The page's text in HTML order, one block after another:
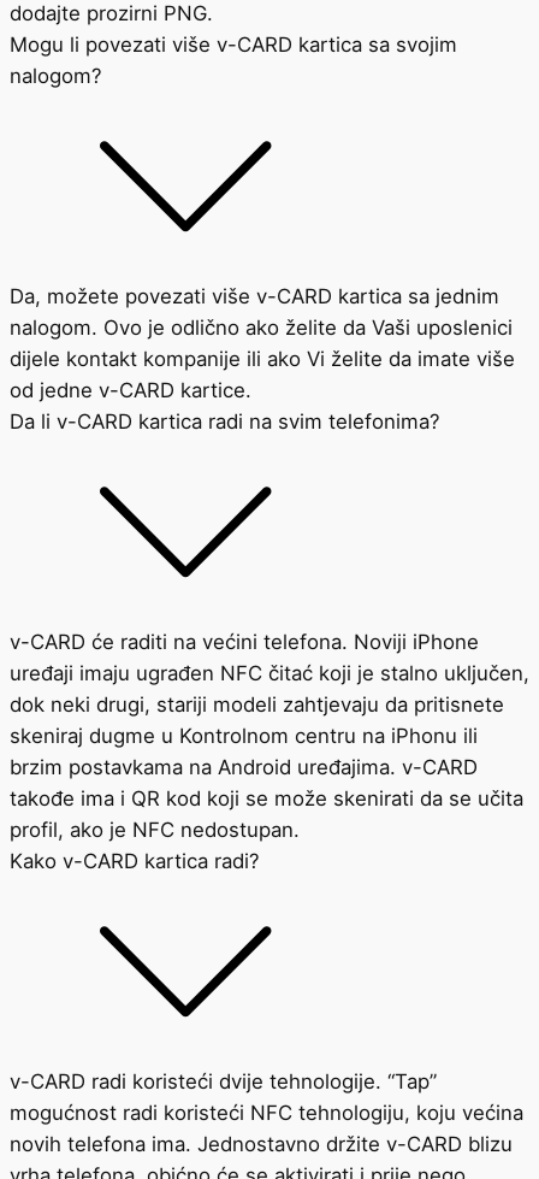
dodajte prozirni PNG.
Mogu li povezati više v-CARD kartica sa svojim
nalogom?
Da, možete povezati više v-CARD kartica sa jednim
nalogom. Ovo je odlično ako želite da Vaši uposlenici
dijele kontakt kompanije ili ako Vi želite da imate više
od jedne v-CARD kartice.
Da li v-CARD kartica radi na svim telefonima?
v-CARD će raditi na većini telefona. Noviji iPhone
uređaji imaju ugrađen NFC čitać koji je stalno uključen,
dok neki drugi, stariji modeli zahtjevaju da pritisnete
skeniraj dugme u Kontrolnom centru na iPhonu ili
brzim postavkama na Android uređajima. v-CARD
takođe ima i QR kod koji se može skenirati da se učita
profil, ako je NFC nedostupan.
Kako v-CARD kartica radi?
v-CARD radi koristeći dvije tehnologije. “Tap”
mogućnost radi koristeći NFC tehnologiju, koju većina
novih telefona ima. Jednostavno držite v-CARD blizu